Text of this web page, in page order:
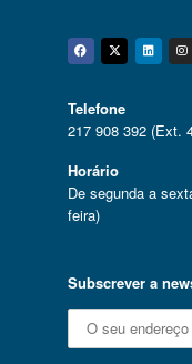
Telefone
217 908 392 (Ext.
Horário
De segunda a
feira)
Subscrever a